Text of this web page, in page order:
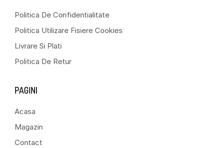
Politica De Confidentialitate
Politica Utilizare Fisiere Cookies
Livrare Si Plati
Politica De Retur
PAGINI
Acasa
Magazin
Contact